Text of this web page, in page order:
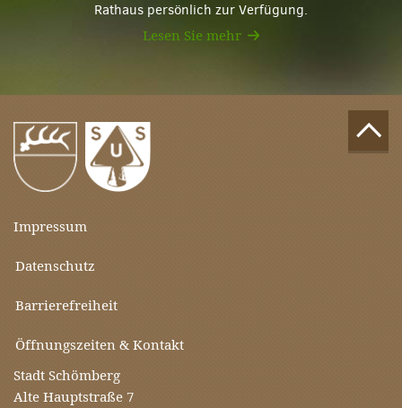
Rathaus persönlich zur Verfügung.
Lesen Sie mehr
Impressum
Datenschutz
Barrierefreiheit
Öffnungszeiten & Kontakt
Stadt Schömberg
Alte Hauptstraße 7